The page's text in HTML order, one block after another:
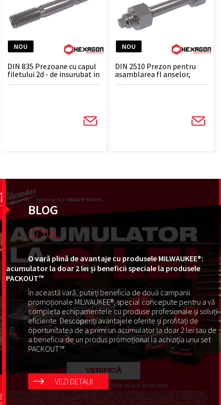
NOU
DIN 835 Prezoane cu capul
filetului 2d - de insurubat in
aluminiu si alte aliaje moi
NOU
DIN 2510 Prezon pentru
asamblarea fl anselor,
forma L
BLOG
17 IUL
O vară plină de avantaje cu produsele MILWAUKEE®:
acumulator la doar 2 lei și beneficii speciale la produsele
PACKOUT™
În această vară, puteți beneficia de două campanii
promoționale MILWAUKEE®, special concepute pentru a vă
completa echipamentele cu produse profesionale și soluții
eficiente. Descoperiți avantajele oferite și profitați de
oportunitatea de a primi un acumulator la doar 2 lei sau de
a beneficia de un produs promoțional la achiziția unui set
PACKOUT™.
VEZI DETALII